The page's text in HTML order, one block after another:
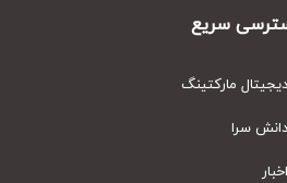
سریع
مارکتینگ
سرا